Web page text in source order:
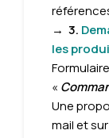
→ 3.
les
«
Une
mail et